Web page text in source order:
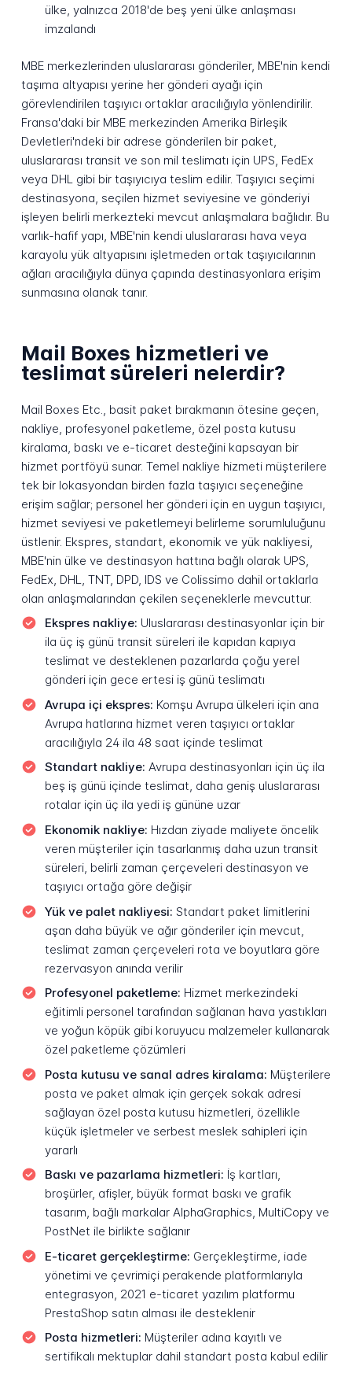
ülke, yalnızca 2018'de beş yeni ülke anlaşması
imzalandı
MBE merkezlerinden uluslararası gönderiler, MBE'nin kendi
taşıma altyapısı yerine her gönderi ayağı için
görevlendirilen taşıyıcı ortaklar aracılığıyla yönlendirilir.
Fransa'daki bir MBE merkezinden Amerika Birleşik
Devletleri'ndeki bir adrese gönderilen bir paket,
uluslararası transit ve son mil teslimatı için UPS, FedEx
veya DHL gibi bir taşıyıcıya teslim edilir. Taşıyıcı seçimi
destinasyona, seçilen hizmet seviyesine ve gönderiyi
işleyen belirli merkezteki mevcut anlaşmalara bağlıdır. Bu
varlık-hafif yapı, MBE'nin kendi uluslararası hava veya
karayolu yük altyapısını işletmeden ortak taşıyıcılarının
ağları aracılığıyla dünya çapında destinasyonlara erişim
sunmasına olanak tanır.
Mail Boxes hizmetleri ve
teslimat süreleri nelerdir?
Mail Boxes Etc., basit paket bırakmanın ötesine geçen,
nakliye, profesyonel paketleme, özel posta kutusu
kiralama, baskı ve e-ticaret desteğini kapsayan bir
hizmet portföyü sunar. Temel nakliye hizmeti müşterilere
tek bir lokasyondan birden fazla taşıyıcı seçeneğine
erişim sağlar; personel her gönderi için en uygun taşıyıcı,
hizmet seviyesi ve paketlemeyi belirleme sorumluluğunu
üstlenir. Ekspres, standart, ekonomik ve yük nakliyesi,
MBE'nin ülke ve destinasyon hattına bağlı olarak UPS,
FedEx, DHL, TNT, DPD, IDS ve Colissimo dahil ortaklarla
olan anlaşmalarından çekilen seçeneklerle mevcuttur.
Ekspres nakliye: Uluslararası destinasyonlar için bir
ila üç iş günü transit süreleri ile kapıdan kapıya
teslimat ve desteklenen pazarlarda çoğu yerel
gönderi için gece ertesi iş günü teslimatı
Avrupa içi ekspres: Komşu Avrupa ülkeleri için ana
Avrupa hatlarına hizmet veren taşıyıcı ortaklar
aracılığıyla 24 ila 48 saat içinde teslimat
Standart nakliye: Avrupa destinasyonları için üç ila
beş iş günü içinde teslimat, daha geniş uluslararası
rotalar için üç ila yedi iş gününe uzar
Ekonomik nakliye: Hızdan ziyade maliyete öncelik
veren müşteriler için tasarlanmış daha uzun transit
süreleri, belirli zaman çerçeveleri destinasyon ve
taşıyıcı ortağa göre değişir
Yük ve palet nakliyesi: Standart paket limitlerini
aşan daha büyük ve ağır gönderiler için mevcut,
teslimat zaman çerçeveleri rota ve boyutlara göre
rezervasyon anında verilir
Profesyonel paketleme: Hizmet merkezindeki
eğitimli personel tarafından sağlanan hava yastıkları
ve yoğun köpük gibi koruyucu malzemeler kullanarak
özel paketleme çözümleri
Posta kutusu ve sanal adres kiralama: Müşterilere
posta ve paket almak için gerçek sokak adresi
sağlayan özel posta kutusu hizmetleri, özellikle
küçük işletmeler ve serbest meslek sahipleri için
yararlı
Baskı ve pazarlama hizmetleri: İş kartları,
broşürler, afişler, büyük format baskı ve grafik
tasarım, bağlı markalar AlphaGraphics, MultiCopy ve
PostNet ile birlikte sağlanır
E-ticaret gerçekleştirme: Gerçekleştirme, iade
yönetimi ve çevrimiçi perakende platformlarıyla
entegrasyon, 2021 e-ticaret yazılım platformu
PrestaShop satın alması ile desteklenir
Posta hizmetleri: Müşteriler adına kayıtlı ve
sertifikalı mektuplar dahil standart posta kabul edilir